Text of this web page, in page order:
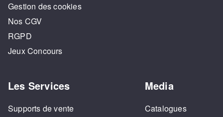
Gestion des cookies
Nos CGV
RGPD
Jeux Concours
Les Services
Supports de vente
Media
Catalogues